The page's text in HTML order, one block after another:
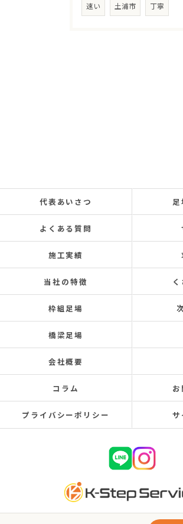
速い 土浦市 丁寧
代表あいさつ
よくある質問
施工実績
当社の特徴
枠組足場
橋梁足場
会社概要
コラム
プライバシーポリシー サ